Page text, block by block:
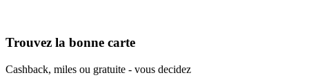
Trouvez la bonne carte
Cashback, miles ou gratuite - vous decidez